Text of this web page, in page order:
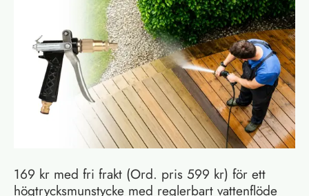
169 kr med fri frakt (Ord. pris 599 kr) för ett
högtrycksmunstycke med reglerbart vattenflöde